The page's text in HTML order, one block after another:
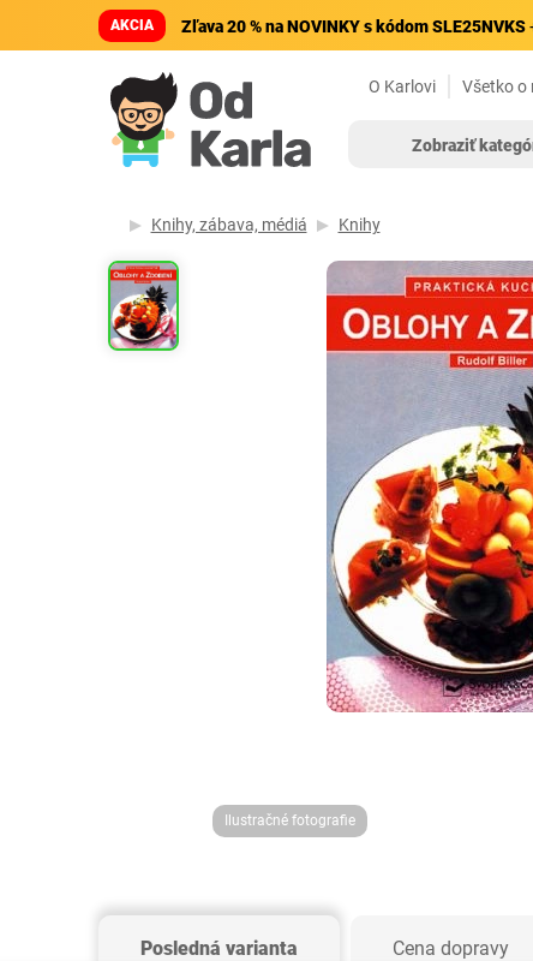
AKCIA Zľava 20 % na NOVINKY s kódom SLE25NVKS
O Karlovi Všetko o
Zobraziť
Knihy, zábava, médiá Knihy
Ilustračné fotografie
Posledná varianta Cena dopravy